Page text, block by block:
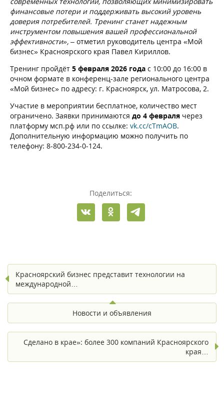
финансовые потери и поддерживать высокий уровень
доверия потребителей. Тренинг станет надежным
инструментом повышения вашей профессиональной
эффективности», – отметил руководитель центра «Мой
бизнес» Красноярского края Павел Кириллов.
Тренинг пройдёт 5 февраля 2026 года с 10:00 до 16:00 в
очном формате в конференц-зале регионального центра
«Мой бизнес» по адресу: г. Красноярск, ул. Матросова, 2.
Участие в мероприятии бесплатное, количество мест
ограничено. Заявки принимаются до 4 февраля через
платформу мсп.рф или по ссылке: vk.cc/cTmAOB.
Дополнительную информацию можно получить по
телефону: 8-800-234-0-124.
Поделиться:
Красноярский бизнес представит технологии на
международной…
Новости и объявления
Сделано в крае»: более 300 компаний Красноярского
края…